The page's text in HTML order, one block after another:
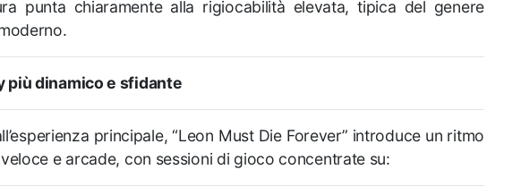
punta chiaramente alla rigiocabilità elevata, tipica del genere
più dinamico e sfidante
principale, “Leon Must Die Forever” introduce un ritmo
e arcade, con sessioni di gioco concentrate su: